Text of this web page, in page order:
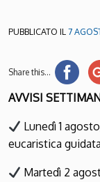
PUBBLICATO IL7
Share this...
AVVISI
Lunedì 1
eucaristica
Martedì 2